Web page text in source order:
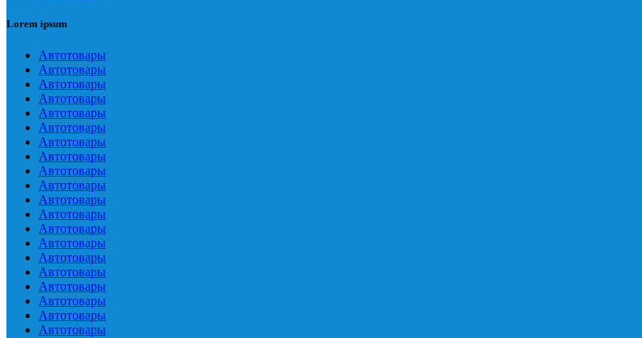
Lorem ipsum
Автотовары
Автотовары
Автотовары
Автотовары
Автотовары
Автотовары
Автотовары
Автотовары
Автотовары
Автотовары
Автотовары
Автотовары
Автотовары
Автотовары
Автотовары
Автотовары
Автотовары
Автотовары
Автотовары
Автотовары